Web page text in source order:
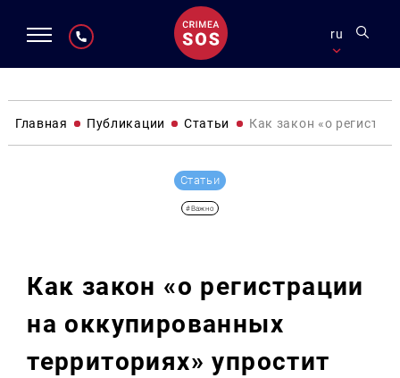
ru
Главная Публикации Статьи Как закон «о
Статьи
#Важно
Как закон «о регистрации
на оккупированных
территориях» упростит